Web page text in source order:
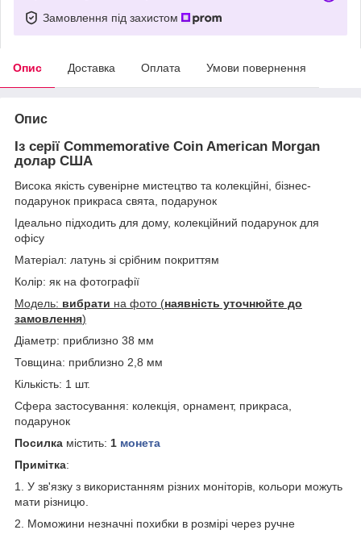
Замовлення під захистом
Опис Доставка Оплата Умови повернення
Опис
Із серії Commemorative Coin American Morgan
долар США
Висока якість сувенірне мистецтво та колекційні, бізнес-
подарунок прикраса свята, подарунок
Ідеально підходить для дому, колекційний подарунок для
офісу
Матеріал: латунь зі срібним покриттям
Колір: як на фотографії
Модель: вибрати на фото (наявність уточнюйте до
замовлення)
Діаметр: приблизно 38 мм
Товщина: приблизно 2,8 мм
Кількість: 1 шт.
Сфера застосування: колекція, орнамент, прикраса,
подарунок
Посилка містить: 1 монета
Примітка:
1. У зв'язку з використанням різних моніторів, кольори можуть
мати різницю.
2. Моможини незначні похибки в розмірі через ручне